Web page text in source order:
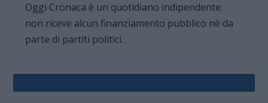
Oggi Cronaca è un quotidiano indipendente:
non riceve alcun finanziamento pubblico nè da
parte di partiti politici.